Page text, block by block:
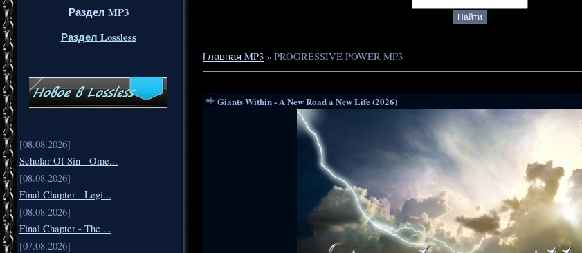
Раздел MP3
Раздел Lossless
[08.08.2026]
Scholar Of Sin - Ome...
[08.08.2026]
Final Chapter - Legi...
[08.08.2026]
Final Chapter - The ...
[07.08.2026]
Главная MP3 » PROGRESSIVE POWER MP3
Giants Within - A New Road a New Life (2026)